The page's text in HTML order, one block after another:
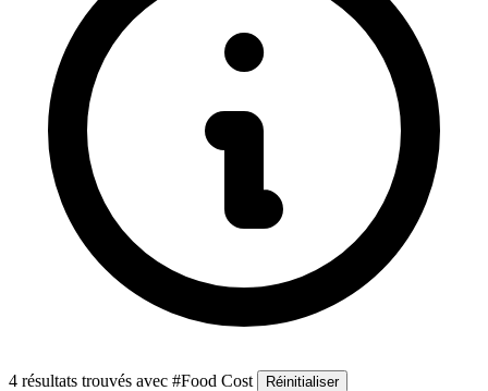
4 résultats trouvés avec #Food Cost Réinitialiser